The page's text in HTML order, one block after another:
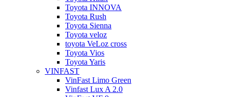
Toyota INNOVA
Toyota Rush
Toyota Sienna
Toyota veloz
toyota VeLoz cross
Toyota Vios
Toyota Yaris
VINFAST
VinFast Limo Green
Vinfast Lux A 2.0